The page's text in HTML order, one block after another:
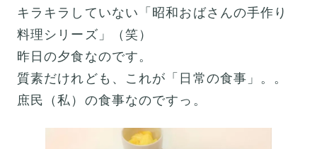
キラキラしていない「昭和おばさんの手作り
料理シリーズ」（笑）
昨日の夕食なのです。
質素だけれども、これが「日常の食事」。。
庶民（私）の食事なのですっ。